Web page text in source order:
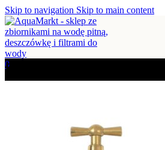
Skip to navigation Skip to main content
0
Sklep